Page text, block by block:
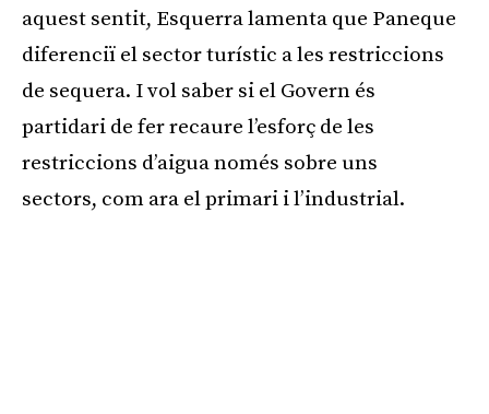
aquest sentit, Esquerra lamenta que Paneque
diferenciï el sector turístic a les restriccions
de sequera. I vol saber si el Govern és
partidari de fer recaure l’esforç de les
restriccions d’aigua només sobre uns
sectors, com ara el primari i l’industrial.